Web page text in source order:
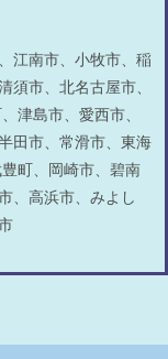
江南市、小牧市、稲
須市、北名古屋市、
津島市、愛西市、
田市、常滑市、東海
町、岡崎市、碧南
、高浜市、みよし